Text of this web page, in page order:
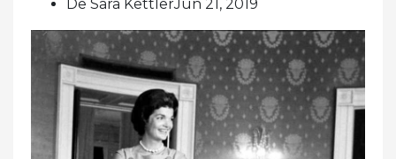
De Sara KettlerJun 21, 2019